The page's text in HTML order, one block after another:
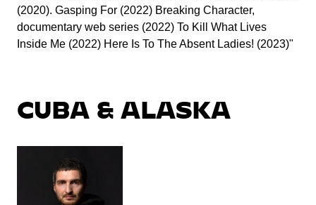
(2020). Gasping For (2022) Breaking Character,
documentary web series (2022) To Kill What Lives
Inside Me (2022) Here Is To The Absent Ladies! (2023)"
CUBA & ALASKA